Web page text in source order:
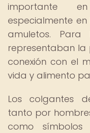
importante
especialmente
amuletos.
representaban la
conexión con el
vida y alimento
Los colgantes
tanto por
como